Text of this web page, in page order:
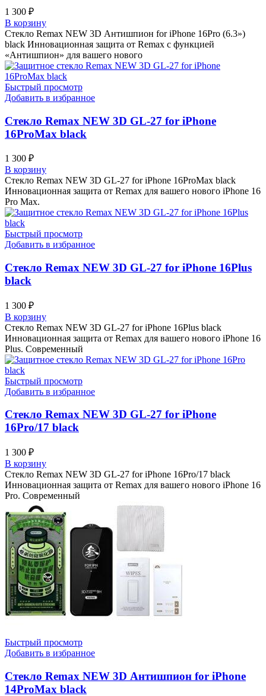
1 300 ₽
В корзину
Стекло Remax NEW 3D Антишпион for iPhone 16Pro (6.3»)
black Инновационная защита от Remax с функцией
«Антишпион» для вашего нового
Быстрый просмотр
Добавить в избранное
Стекло Remax NEW 3D GL-27 for iPhone
16ProMax black
1 300 ₽
В корзину
Стекло Remax NEW 3D GL-27 for iPhone 16ProMax black
Инновационная защита от Remax для вашего нового iPhone 16
Pro Max.
Быстрый просмотр
Добавить в избранное
Стекло Remax NEW 3D GL-27 for iPhone 16Plus
black
1 300 ₽
В корзину
Стекло Remax NEW 3D GL-27 for iPhone 16Plus black
Инновационная защита от Remax для вашего нового iPhone 16
Plus. Современный
Быстрый просмотр
Добавить в избранное
Стекло Remax NEW 3D GL-27 for iPhone
16Pro/17 black
1 300 ₽
В корзину
Стекло Remax NEW 3D GL-27 for iPhone 16Pro/17 black
Инновационная защита от Remax для вашего нового iPhone 16
Pro. Современный
Быстрый просмотр
Добавить в избранное
Стекло Remax NEW 3D Антишпион for iPhone
14ProMax black